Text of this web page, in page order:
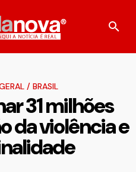
/ BRASIL
31 milhões
da violência e